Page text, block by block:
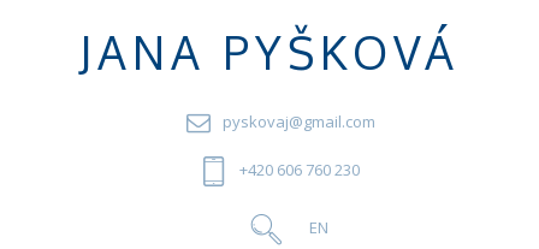
JANA PYŠKOVÁ
pyskovaj@gmail.com
+420 606 760 230